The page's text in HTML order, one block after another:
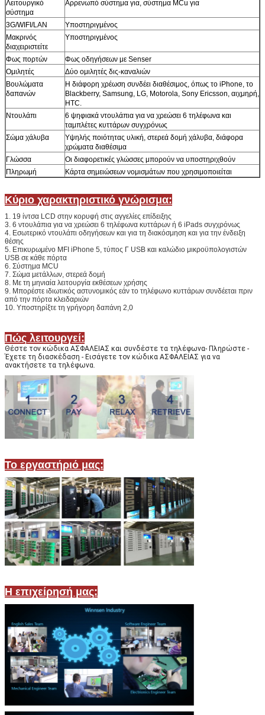
Αφήστε ένα μήνυμα
We bellen je snel terug!
υποβολή
Λειτουργικό
σύστημα
Αρρενωπό σύστημα για, σύστημα MCu για
3G/WIFI/LAN
Υποστηριγμένος
Μακρινός
διαχειριστείτε
Υποστηριγμένος
Φως πορτών
Φως οδηγήσεων με Senser
Ομιλητές
Δύο ομιλητές δις-καναλιών
Βουλώματα
δαπανών
Η διάφορη χρέωση συνδέει διαθέσιμος, όπως το iPhone, το
Blackberry, Samsung, LG, Motorola, Sony Ericsson, αιχμηρή,
HTC.
Ντουλάπι
6 ψηφιακά ντουλάπια για να χρεώσει 6 τηλέφωνα και
ταμπλέτες κυττάρων συγχρόνως
Σώμα χάλυβα
Υψηλής ποιότητας υλική, στερεά δομή χάλυβα, διάφορα
χρώματα διαθέσιμα
Γλώσσα
Οι διαφορετικές γλώσσες μπορούν να υποστηριχθούν
Πληρωμή
Κάρτα σημειώσεων νομισμάτων που χρησιμοποιείται
Κύριο χαρακτηριστικό γνώρισμα:
1. 19 ίντσα LCD στην κορυφή στις αγγελίες επίδειξης
3. 6 ντουλάπια για να χρεώσει 6 τηλέφωνα κυττάρων ή 6 iPads συγχρόνως
4. Εσωτερικό ντουλάπι οδηγήσεων και για τη διακόσμηση και για την ένδειξη
θέσης
5. Επικυρωμένο MFI iPhone 5, τύπος Γ USB και καλώδιο μικροϋπολογιστών
USB σε κάθε πόρτα
6. Σύστημα MCU
7. Σώμα μετάλλων, στερεά δομή
8. Με τη μηνιαία λειτουργία εκθέσεων χρήσης
9. Μπορέστε ιδιωτικός αστυνομικός εάν το τηλέφωνο κυττάρων συνδέεται πριν
από την πόρτα κλειδαριών
10. Υποστηρίξτε τη γρήγορη δαπάνη 2,0
Πώς λειτουργεί:
Θέστε τον κώδικα ΑΣΦΑΛΕΙΑΣ και συνδέστε τα τηλέφωνα- Πληρώστε -
Έχετε τη διασκέδαση - Εισάγετε τον κώδικα ΑΣΦΑΛΕΙΑΣ για να
ανακτήσετε τα τηλέφωνα.
Το εργαστήριό μας:
Η επιχείρησή μας: